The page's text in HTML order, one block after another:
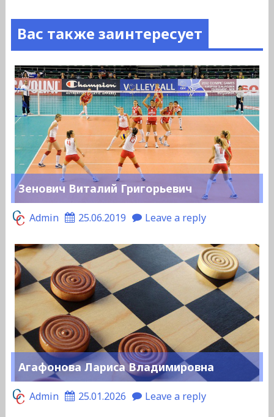
Вас также заинтересует
Зенович Виталий Григорьевич
Admin 25.06.2019 Leave a reply
Агафонова Лариса Владимировна
Admin 25.01.2026 Leave a reply